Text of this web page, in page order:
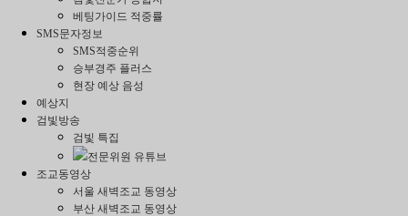
베팅가이드 적중률
SMS문자정보
SMS적중순위
승부경주 플러스
현장 예상 음성
예상지
검빛방송
검빛 특집
전문위원 유튜브
조교동영상
서울 새벽조교 동영상
부산 새벽조교 동영상